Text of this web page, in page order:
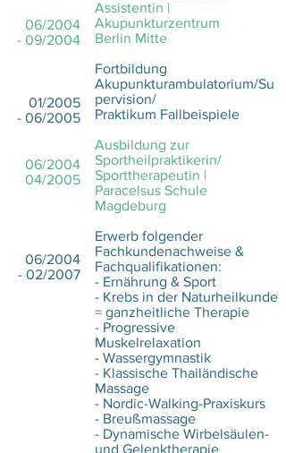
06/2004
- 09/2004
01/2005
- 06/2005
06/2004
04/2005
06/2004
- 02/2007
Assistentin |
Akupunkturzentrum
Berlin Mitte
Fortbildung
Akupunkturambulatorium/Su
pervision/
Praktikum Fallbeispiele
Ausbildung zur
Sportheilpraktikerin/
Sporttherapeutin |
Paracelsus Schule
Magdeburg
Erwerb folgender
Fachkundenachweise &
Fachqualifikationen:
- Ernährung & Sport
- Krebs in der Naturheilkunde
= ganzheitliche Therapie
- Progressive
Muskelrelaxation
- Wassergymnastik
- Klassische Thailändische
Massage
- Nordic-Walking-Praxiskurs
- Breußmassage
- Dynamische Wirbelsäulen-
und Gelenktherapie